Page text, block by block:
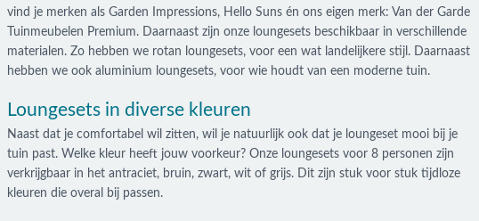
vind je merken als Garden Impressions, Hello Suns én ons eigen merk: Van der Garde
Tuinmeubelen Premium. Daarnaast zijn onze loungesets beschikbaar in verschillende
materialen. Zo hebben we rotan loungesets, voor een wat landelijkere stijl. Daarnaast
hebben we ook aluminium loungesets, voor wie houdt van een moderne tuin.
Loungesets in diverse kleuren
Naast dat je comfortabel wil zitten, wil je natuurlijk ook dat je loungeset mooi bij je
tuin past. Welke kleur heeft jouw voorkeur? Onze loungesets voor 8 personen zijn
verkrijgbaar in het antraciet, bruin, zwart, wit of grijs. Dit zijn stuk voor stuk tijdloze
kleuren die overal bij passen.